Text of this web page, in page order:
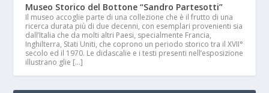
Museo Storico del Bottone “Sandro Partesotti”
Il museo accoglie parte di una collezione che è il frutto di una
ricerca durata più di due decenni, con esemplari provenienti sia
dall’Italia che da molti altri Paesi, specialmente Francia,
Inghilterra, Stati Uniti, che coprono un periodo storico tra il XVII°
secolo ed il 1970. Le didascalie e i testi presenti nell’esposizione
illustrano glie […]